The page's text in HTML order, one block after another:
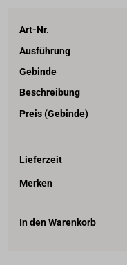
Art-Nr.
Ausführung
Gebinde
Beschreibung
Preis (Gebinde)
Lieferzeit
Merken
In den Warenkorb